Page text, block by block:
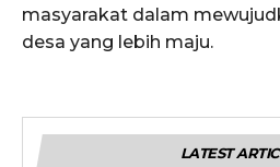
masyarakat dalam
desa yang lebih maju.
LATEST